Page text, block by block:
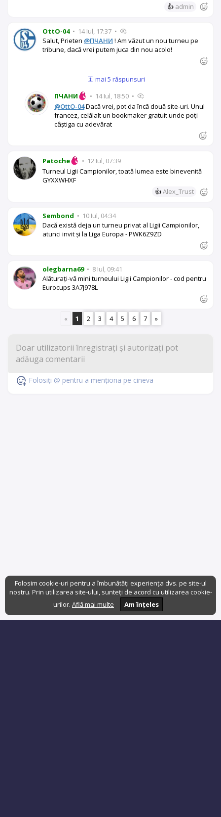
👍 admin
OttO-04 • 14 Iul, 17:37 •
Salut, Prieten @ПЧАНИ ! Am văzut un nou turneu pe
tribune, dacă vrei putem juca din nou acolo!
mai 5 răspunsuri
ПЧАНИ
• 14 Iul, 18:50 •
@OttO-04Dacă vrei, pot da încă două site-uri. Unul
francez, celălalt un bookmaker gratuit unde poți
câștiga cu adevărat
Patoche • 12 Iul, 07:39
Turneul Ligii Campionilor, toată lumea este binevenită
GYXXWHXF
👍Alex_Trust
Sembond • 10 Iul, 04:34
Dacă există deja un turneu privat al Ligii Campionilor,
atunci invit și la Liga Europa - PWK6Z9ZD
olegbarna69 • 8 Iul, 09:41
Alăturați-vă mini turneului Ligii Campionilor - cod pentru
Eurocups 3A7J978L
« 1 2 3 4 5 6 7 »
Folosiți @ pentru a menționa pe cineva
Folosim cookie-uri pentru a îmbunătăți experiența dvs. pe site-ul
nostru. Prin utilizarea site-ului, sunteți de acord cu utilizarea cookie-
urilor. Află mai multe Am înțeles